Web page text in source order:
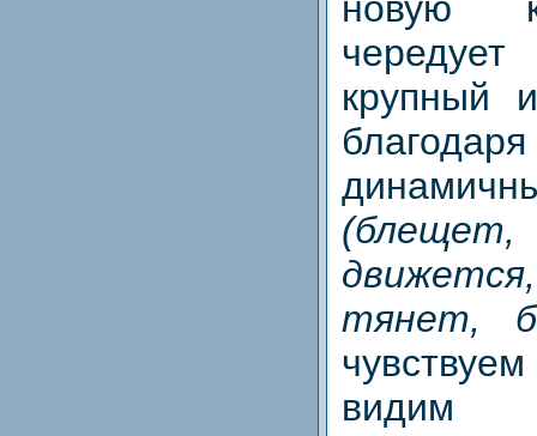
крупный
тянет,
видим